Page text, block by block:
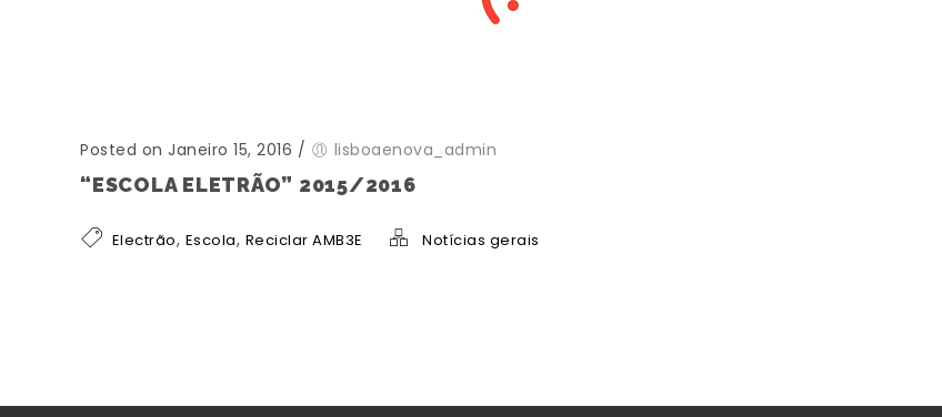
Posted on Janeiro 15, 2016 / lisboaenova_admin
“ESCOLA ELETRÃO” 2015/2016
Electrão, Escola, Reciclar AMB3E Notícias gerais